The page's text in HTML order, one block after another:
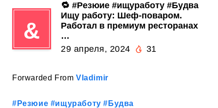
&
🔁 #Резюие #ищуработу #Будва
Ищу работу: Шеф-поваром.
Работал в премиум ресторанах
…
29 апреля, 2024
31
Forwarded From Vladimir
#Резюие #ищуработу #Будва